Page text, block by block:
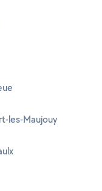
les-Maujouy